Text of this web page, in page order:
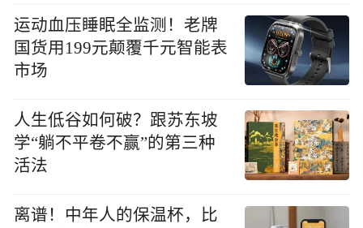
运动血压睡眠全监测！老牌
国货用199元颠覆千元智能表
市场
人生低谷如何破？跟苏东坡
学“躺不平卷不赢”的第三种
活法
离谱！中年人的保温杯，比